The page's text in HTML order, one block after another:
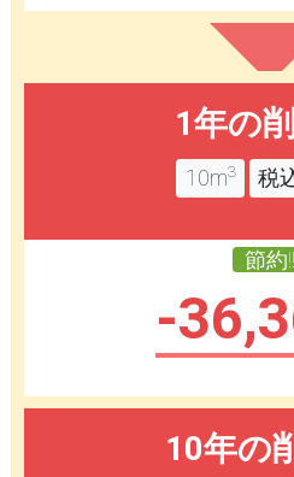
1年の
10m3 税
節約!!
-
10年の